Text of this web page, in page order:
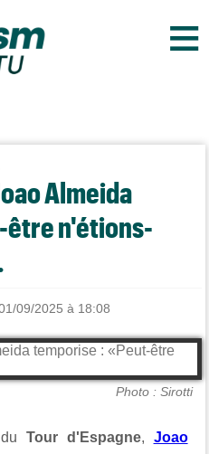
≡
Almeida
être n'étions-
09/2025 à 18:08
Photo : Sirotti
Tour d'Espagne, Joao